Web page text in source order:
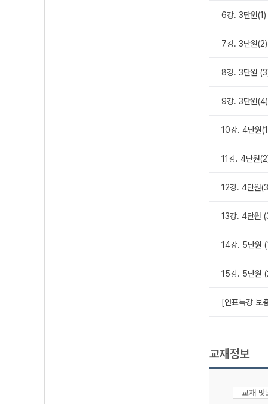
6강. 3단원(1)
7강. 3단원
8강. 3단원
9강. 3단원
10강. 4단원
11강. 4단원
12강. 4단원
13강. 4단원
14강. 5단원
15강. 5단원
[연표특강 보
교재정보
교재